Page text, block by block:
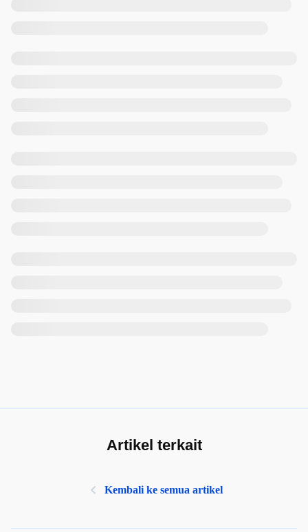
Artikel terkait
Kembali ke semua artikel